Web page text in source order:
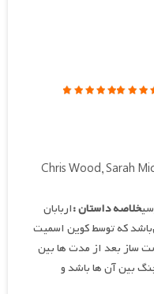
خلاصه داستان :اربابان
که توسط کوین اسمیت
ساز بعد از مدت ها بین
بین آن ها باشد و